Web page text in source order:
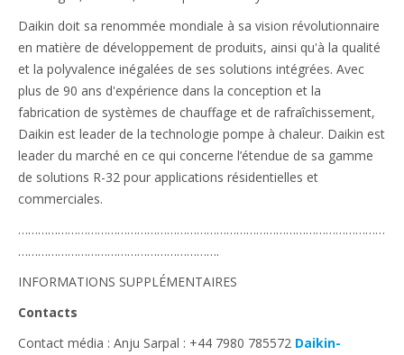
Daikin doit sa renommée mondiale à sa vision révolutionnaire
en matière de développement de produits, ainsi qu'à la qualité
et la polyvalence inégalées de ses solutions intégrées. Avec
plus de 90 ans d'expérience dans la conception et la
fabrication de systèmes de chauffage et de rafraîchissement,
Daikin est leader de la technologie pompe à chaleur. Daikin est
leader du marché en ce qui concerne l’étendue de sa gamme
de solutions R-32 pour applications résidentielles et
commerciales.
…………………………………………………………………………………………………
…………………………………………………….
INFORMATIONS SUPPLÉMENTAIRES
Contacts
Contact média : Anju Sarpal : +44 7980 785572 Daikin-